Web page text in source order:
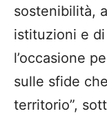
sostenibilità,
istituzioni e
l’occasione
sulle sfide
territorio”,